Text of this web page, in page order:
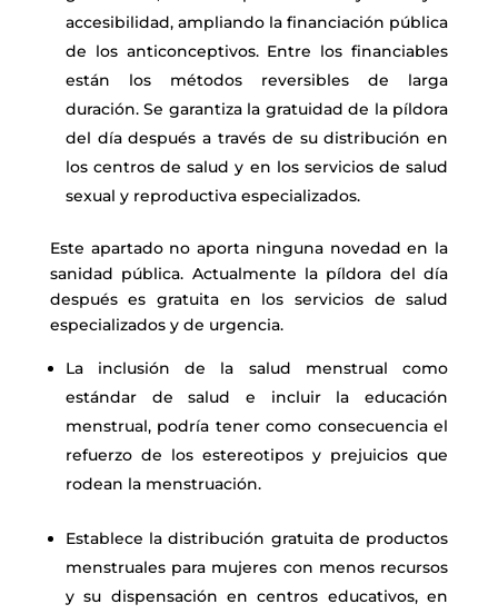
accesibilidad, ampliando la financiación pública
de los anticonceptivos. Entre los financiables
están los métodos reversibles de larga
duración. Se garantiza la gratuidad de la píldora
del día después a través de su distribución en
los centros de salud y en los servicios de salud
sexual y reproductiva especializados.
Este apartado no aporta ninguna novedad en la
sanidad pública. Actualmente la píldora del día
después es gratuita en los servicios de salud
especializados y de urgencia.
La inclusión de la salud menstrual como
estándar de salud e incluir la educación
menstrual, podría tener como consecuencia el
refuerzo de los estereotipos y prejuicios que
rodean la menstruación.
Establece la distribución gratuita de productos
menstruales para mujeres con menos recursos
y su dispensación en centros educativos, en